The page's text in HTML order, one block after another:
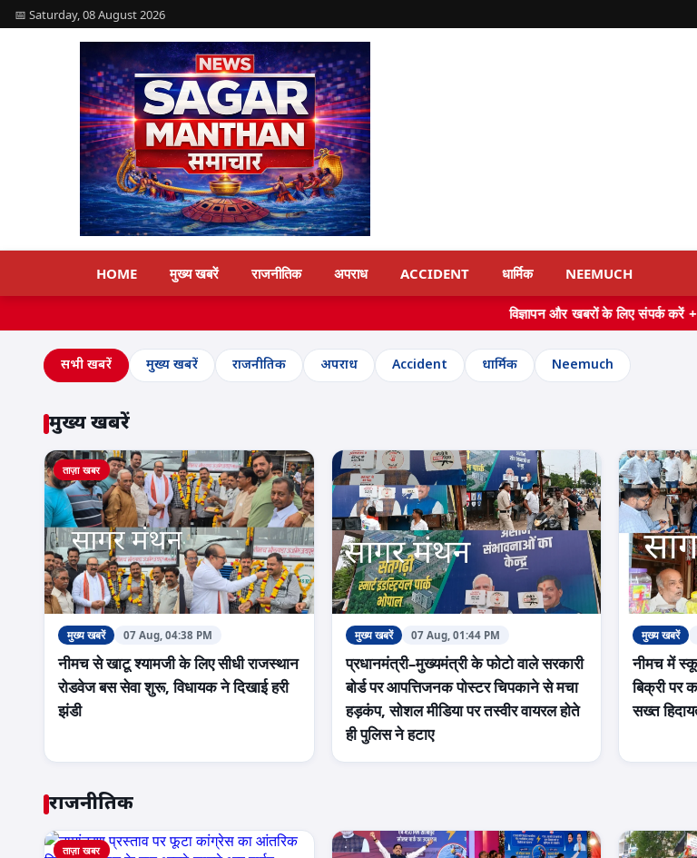
📅 Saturday, 08 August 2026
HOME मुख्य खबरें राजनीतिक अपराध ACCIDENT धार्मिक NEEMUCH
विज्ञापन और खबरों के लिए संपर्क करें +91 7415 585 143
सभी खबरें मुख्य खबरें राजनीतिक अपराध Accident धार्मिक Neemuch
मुख्य खबरें
ताज़ा खबर
मुख्य खबरें 07 Aug, 04:38 PM
नीमच से खाटू श्यामजी के लिए सीधी राजस्थान
रोडवेज बस सेवा शुरू, विधायक ने दिखाई हरी
झंडी
मुख्य खबरें 07 Aug, 01:44 PM
प्रधानमंत्री–मुख्यमंत्री के फोटो वाले सरकारी
बोर्ड पर आपत्तिजनक पोस्टर चिपकाने से मचा
हड़कंप, सोशल मीडिया पर तस्वीर वायरल होते
ही पुलिस ने हटाए
मुख्य खबरें
नीमच में
बिक्री पर
सख्त
राजनीतिक
ताज़ा खबर